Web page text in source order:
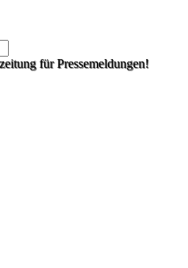
für Pressemeldungen!